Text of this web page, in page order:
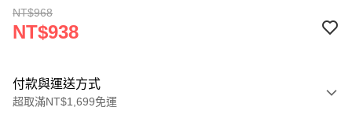
NT$968
NT$938
付款與運送方式
超取滿NT$1,699免運